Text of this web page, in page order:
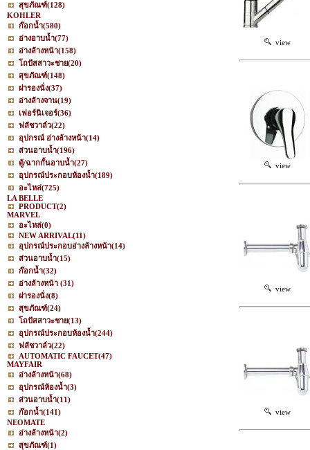
สุขภัณฑ์(128)
KOHLER
ก๊อกน้ำ(580)
อ่างอาบน้ำ(77)
อ่างล้างหน้า(158)
โถปัสสาวะชาย(20)
สุขภัณฑ์(148)
ฝารองนั่ง(37)
อ่างล้างจาน(19)
เฟอร์นิเจอร์(36)
ฟลัชวาล์ว(22)
อุปกรณ์ อ่างล้างหน้า(14)
ส่วนอาบน้ำ(196)
ตู้/ฉากกั้นอาบน้ำ(27)
อุปกรณ์ประกอบห้องน้ำ(189)
อะไหล่(725)
LA BELLE
PRODUCT(2)
MARVEL
อะไหล่(0)
NEW ARRIVAL(11)
อุปกรณ์ประกอบอ่างล้างหน้า(14)
ส่วนอาบน้ำ(15)
ก๊อกน้ำ(32)
อ่างล้างหน้า (31)
ฝารองนั่ง(8)
สุขภัณฑ์(24)
โถปัสสาวะชาย(13)
อุปกรณ์ประกอบห้องน้ำ(244)
ฟลัชวาล์ว(22)
AUTOMATIC FAUCET(47)
MAYFAIR
อ่างล้างหน้า(68)
อุปกรณ์ห้องน้ำ(3)
ส่วนอาบน้ำ(11)
ก๊อกน้ำ(141)
NEOMATE
อ่างล้างหน้า(2)
สุขภัณฑ์(1)
view
view
view
view